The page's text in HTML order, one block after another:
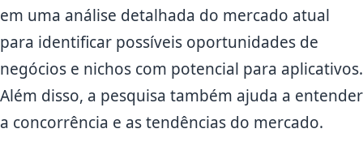
em uma análise detalhada do mercado atual
para identificar possíveis oportunidades de
negócios e nichos com potencial para aplicativos.
Além disso, a pesquisa também ajuda a entender
a concorrência e as tendências do mercado.